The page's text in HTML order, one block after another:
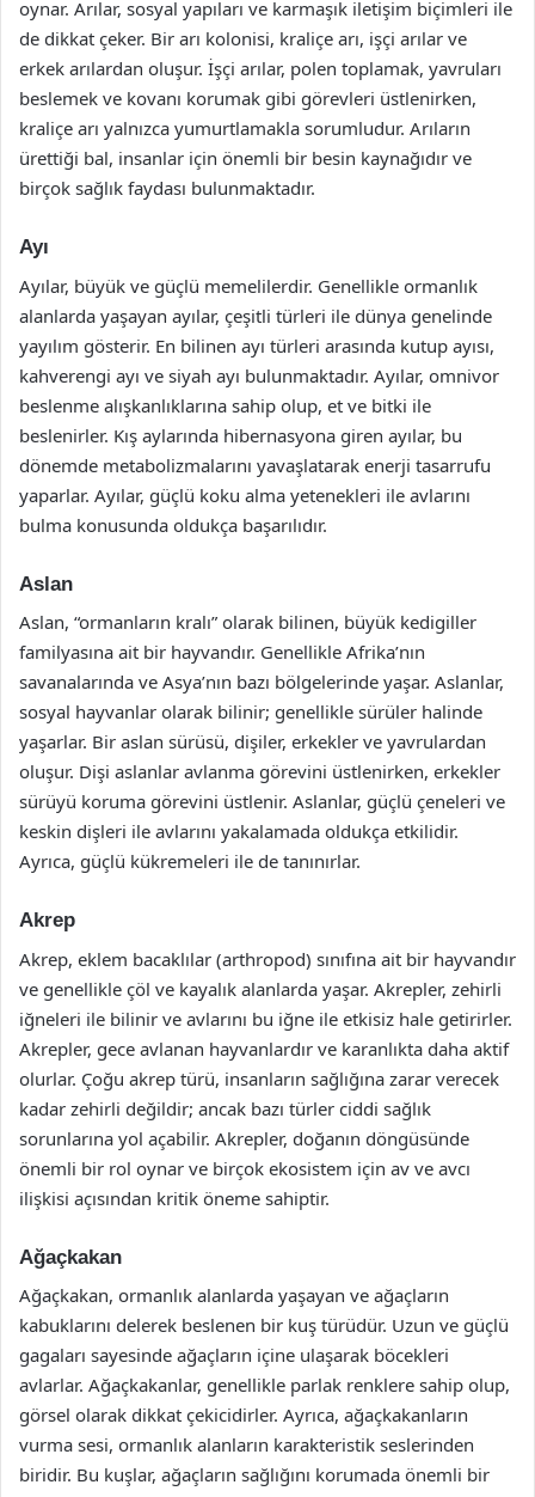
oynar. Arılar, sosyal yapıları ve karmaşık iletişim biçimleri ile
de dikkat çeker. Bir arı kolonisi, kraliçe arı, işçi arılar ve
erkek arılardan oluşur. İşçi arılar, polen toplamak, yavruları
beslemek ve kovanı korumak gibi görevleri üstlenirken,
kraliçe arı yalnızca yumurtlamakla sorumludur. Arıların
ürettiği bal, insanlar için önemli bir besin kaynağıdır ve
birçok sağlık faydası bulunmaktadır.
Ayı
Ayılar, büyük ve güçlü memelilerdir. Genellikle ormanlık
alanlarda yaşayan ayılar, çeşitli türleri ile dünya genelinde
yayılım gösterir. En bilinen ayı türleri arasında kutup ayısı,
kahverengi ayı ve siyah ayı bulunmaktadır. Ayılar, omnivor
beslenme alışkanlıklarına sahip olup, et ve bitki ile
beslenirler. Kış aylarında hibernasyona giren ayılar, bu
dönemde metabolizmalarını yavaşlatarak enerji tasarrufu
yaparlar. Ayılar, güçlü koku alma yetenekleri ile avlarını
bulma konusunda oldukça başarılıdır.
Aslan
Aslan, “ormanların kralı” olarak bilinen, büyük kedigiller
familyasına ait bir hayvandır. Genellikle Afrika’nın
savanalarında ve Asya’nın bazı bölgelerinde yaşar. Aslanlar,
sosyal hayvanlar olarak bilinir; genellikle sürüler halinde
yaşarlar. Bir aslan sürüsü, dişiler, erkekler ve yavrulardan
oluşur. Dişi aslanlar avlanma görevini üstlenirken, erkekler
sürüyü koruma görevini üstlenir. Aslanlar, güçlü çeneleri ve
keskin dişleri ile avlarını yakalamada oldukça etkilidir.
Ayrıca, güçlü kükremeleri ile de tanınırlar.
Akrep
Akrep, eklem bacaklılar (arthropod) sınıfına ait bir hayvandır
ve genellikle çöl ve kayalık alanlarda yaşar. Akrepler, zehirli
iğneleri ile bilinir ve avlarını bu iğne ile etkisiz hale getirirler.
Akrepler, gece avlanan hayvanlardır ve karanlıkta daha aktif
olurlar. Çoğu akrep türü, insanların sağlığına zarar verecek
kadar zehirli değildir; ancak bazı türler ciddi sağlık
sorunlarına yol açabilir. Akrepler, doğanın döngüsünde
önemli bir rol oynar ve birçok ekosistem için av ve avcı
ilişkisi açısından kritik öneme sahiptir.
Ağaçkakan
Ağaçkakan, ormanlık alanlarda yaşayan ve ağaçların
kabuklarını delerek beslenen bir kuş türüdür. Uzun ve güçlü
gagaları sayesinde ağaçların içine ulaşarak böcekleri
avlarlar. Ağaçkakanlar, genellikle parlak renklere sahip olup,
görsel olarak dikkat çekicidirler. Ayrıca, ağaçkakanların
vurma sesi, ormanlık alanların karakteristik seslerinden
biridir. Bu kuşlar, ağaçların sağlığını korumada önemli bir